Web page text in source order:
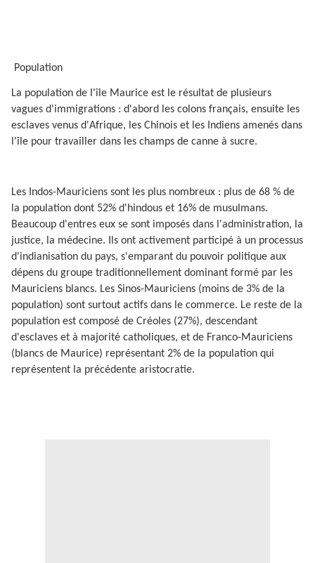
Population
La population de l'île Maurice est le résultat de plusieurs
vagues d'immigrations : d'abord les colons français, ensuite les
esclaves venus d'Afrique, les Chinois et les Indiens amenés dans
l'île pour travailler dans les champs de canne à sucre.
Les Indos-Mauriciens sont les plus nombreux : plus de 68 % de
la population dont 52% d'hindous et 16% de musulmans.
Beaucoup d'entres eux se sont imposés dans l'administration, la
justice, la médecine. Ils ont activement participé à un processus
d'indianisation du pays, s'emparant du pouvoir politique aux
dépens du groupe traditionnellement dominant formé par les
Mauriciens blancs. Les Sinos-Mauriciens (moins de 3% de la
population) sont surtout actifs dans le commerce. Le reste de la
population est composé de Créoles (27%), descendant
d'esclaves et à majorité catholiques, et de Franco-Mauriciens
(blancs de Maurice) représentant 2% de la population qui
représentent la précédente aristocratie.